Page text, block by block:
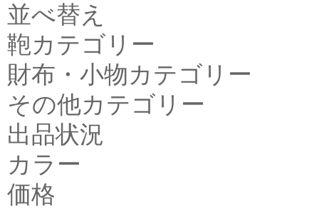
並べ替え
鞄カテゴリー
財布・小物カテゴリー
その他カテゴリー
出品状況
カラー
価格